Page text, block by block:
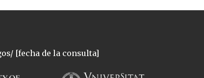
[fecha de la consulta]